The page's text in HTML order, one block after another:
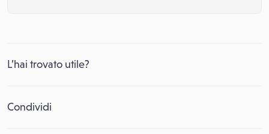
L’hai trovato utile?
Condividi